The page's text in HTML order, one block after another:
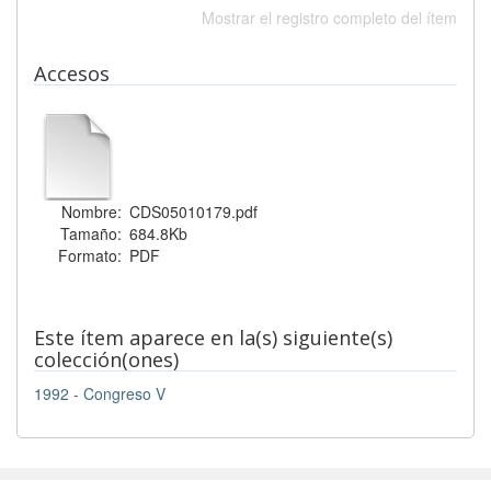
Mostrar el registro completo del ítem
Accesos
Nombre: CDS05010179.pdf
Tamaño: 684.8Kb
Formato: PDF
Este ítem aparece en la(s) siguiente(s)
colección(ones)
1992 - Congreso V